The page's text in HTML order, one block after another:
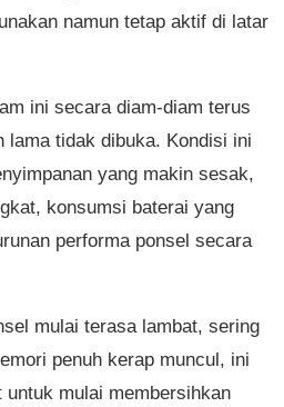
namun tetap aktif di latar
ini secara diam-diam terus
lama tidak dibuka. Kondisi ini
yang makin sesak,
konsumsi baterai yang
performa ponsel secara
mulai terasa lambat, sering
penuh kerap muncul, ini
mulai membersihkan